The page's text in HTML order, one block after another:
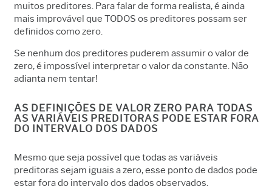
muitos preditores. Para falar de forma realista, é ainda
mais improvável que TODOS os preditores possam ser
definidos como zero.
Se nenhum dos preditores puderem assumir o valor de
zero, é impossível interpretar o valor da constante. Não
adianta nem tentar!
AS DEFINIÇÕES DE VALOR ZERO PARA TODAS
AS VARIÁVEIS PREDITORAS PODE ESTAR FORA
DO INTERVALO DOS DADOS
Mesmo que seja possível que todas as variáveis
preditoras sejam iguais a zero, esse ponto de dados pode
estar fora do intervalo dos dados observados.